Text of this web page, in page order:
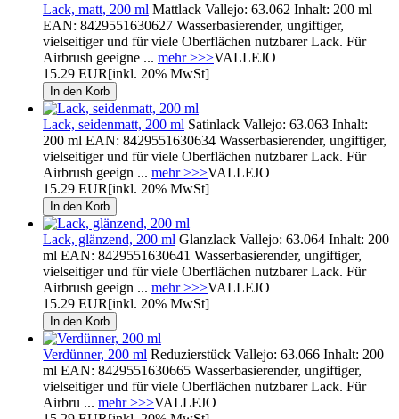
Lack, matt, 200 ml Mattlack Vallejo: 63.062 Inhalt: 200 ml
EAN: 8429551630627 Wasserbasierender, ungiftiger,
vielseitiger und für viele Oberflächen nutzbarer Lack. Für
Airbrush geeigne ... mehr >>>VALLEJO
15.29 EUR[inkl. 20% MwSt]
Lack, seidenmatt, 200 ml Satinlack Vallejo: 63.063 Inhalt:
200 ml EAN: 8429551630634 Wasserbasierender, ungiftiger,
vielseitiger und für viele Oberflächen nutzbarer Lack. Für
Airbrush geeign ... mehr >>>VALLEJO
15.29 EUR[inkl. 20% MwSt]
Lack, glänzend, 200 ml Glanzlack Vallejo: 63.064 Inhalt: 200
ml EAN: 8429551630641 Wasserbasierender, ungiftiger,
vielseitiger und für viele Oberflächen nutzbarer Lack. Für
Airbrush geeign ... mehr >>>VALLEJO
15.29 EUR[inkl. 20% MwSt]
Verdünner, 200 ml Reduzierstück Vallejo: 63.066 Inhalt: 200
ml EAN: 8429551630665 Wasserbasierender, ungiftiger,
vielseitiger und für viele Oberflächen nutzbarer Lack. Für
Airbru ... mehr >>>VALLEJO